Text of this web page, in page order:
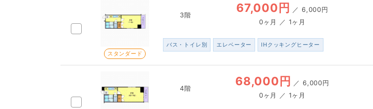
スタンダード
3階 67,000円 ／6,000円
0ヶ月 ／ 1ヶ月
バス・トイレ別 エレベーター IHクッキングヒーター
4階 68,000円 ／6,000円
0ヶ月 ／ 1ヶ月